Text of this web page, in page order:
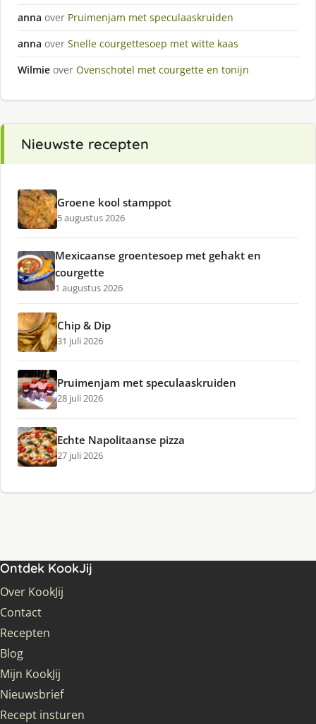
anna over Pruimenjam met speculaaskruiden
anna over Snelle courgettesoep met witte kaas
Wilmie over Ovenschotel met courgette en tonijn
Nieuwste recepten
Groene kool stamppot
5 augustus 2026
Mexicaanse groentesoep met gehakt en
courgette
1 augustus 2026
Chip & Dip
31 juli 2026
Pruimenjam met speculaaskruiden
28 juli 2026
Echte Napolitaanse pizza
27 juli 2026
Ontdek KookJij
Over KookJij
Contact
Recepten
Blog
Mijn KookJij
Nieuwsbrief
Recept insturen